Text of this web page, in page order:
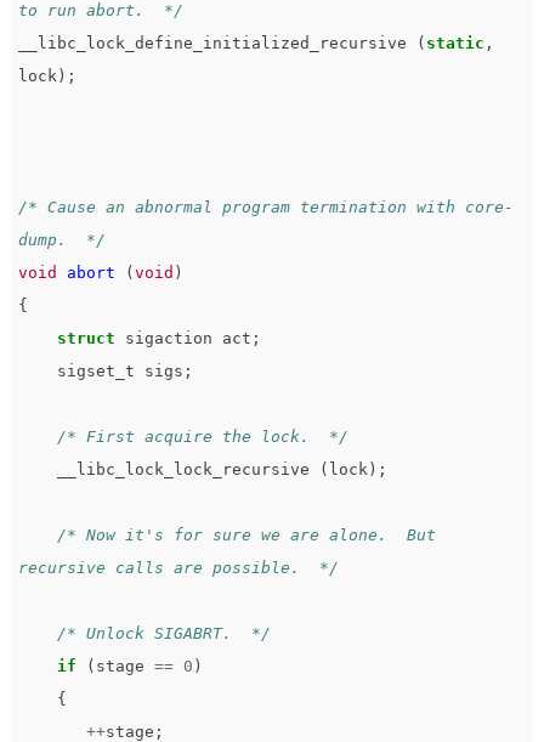
to run abort.  */
__libc_lock_define_initialized_recursive
( static ,
lock );
/* Cause an abnormal program termination with core-
dump.  */
void
abort ( void )
{
struct
sigaction act ;
sigset_t
sigs ;
/* First acquire the lock.  */
__libc_lock_lock_recursive
( lock );
/* Now it's for sure we are alone.  But
recursive calls are possible.  */
/* Unlock SIGABRT.  */
if
( stage == 0 )
{
++stage ;